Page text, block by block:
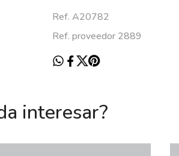
Ref. A20782
Ref. proveedor 2889
interesar?